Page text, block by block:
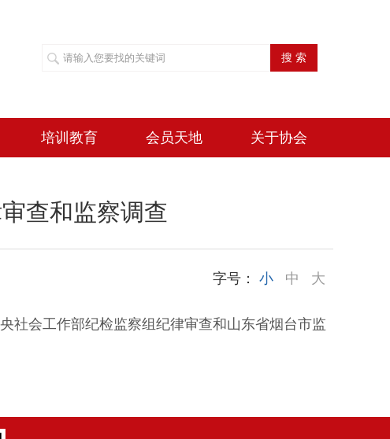
搜 索
培训教育 会员天地 关于协会
查和监察调查
字号： 小 中 大
会工作部纪检监察组纪律审查和山东省烟台市监